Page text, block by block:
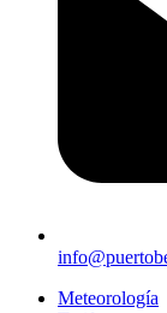
Meteorología